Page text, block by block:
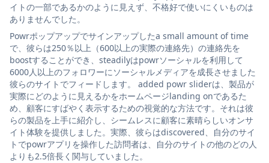
イトの一部であるかのように見えず、不格好で使いにくいものは
ありませんでした。
Powrポップアップでサインアップしたa small amount of time
で、彼らは250％以上（600以上の実際の連絡先）の連絡先を
boostすることができ、steadilyはpowrソーシャルを利用して
6000人以上のフォロワーにソーシャルメディアを成長させました
彼らのサイトでフィードします。 added powr sliderは、製品が
実際にどのように見えるかをホームページlanding onであるた
め、顧客にすばやく表示するための視覚的な方法です。それは彼
らの製品を上手に紹介し、シームレスに顧客に素晴らしいオンサ
イト体験を提供しました。実際、彼らはdiscovered、自分のサイ
トでpowrアプリを操作した訪問者は、自分のサイトの他のどの人
よりも2.5倍長く関与していました。